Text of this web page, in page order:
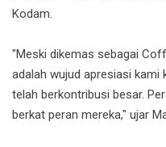
Kodam.
"Meski dikemas sebagai
adalah wujud apresiasi kami
telah berkontribusi besar.
berkat peran mereka," ujar